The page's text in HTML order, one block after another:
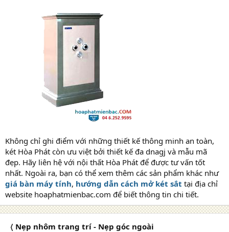
Không chỉ ghi điểm với những thiết kế thông minh an toàn,
két Hòa Phát còn ưu việt bởi thiết kế đa dnagj và mẫu mã
đẹp. Hãy liên hệ với nội thất Hòa Phát để được tư vấn tốt
nhất. Ngoài ra, bạn có thể xem thêm các sản phẩm khác như
giá bàn máy tính, hướng dẫn cách mở két sắt tại địa chỉ
website hoaphatmienbac.com để biết thông tin chi tiết.
〈 Nẹp nhôm trang trí - Nẹp góc ngoài